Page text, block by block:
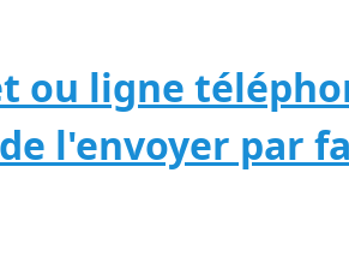
ou ligne
l'envoyer par